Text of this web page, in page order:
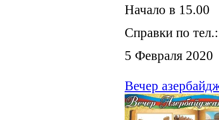
Начало в 15.00
Справки по
5 Февраля 2020
Вечер